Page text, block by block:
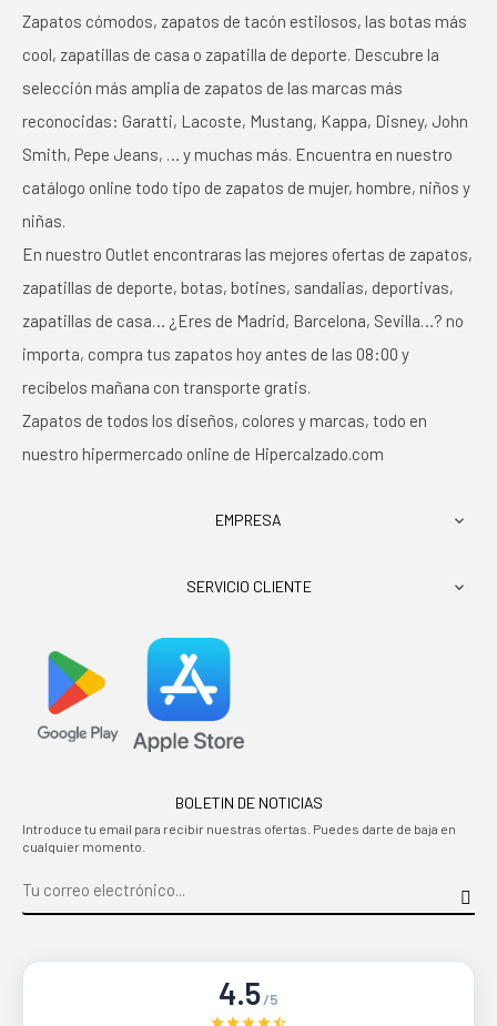
Zapatos cómodos, zapatos de tacón estilosos, las botas más
cool, zapatillas de casa o zapatilla de deporte. Descubre la
selección más amplia de zapatos de las marcas más
reconocidas: Garatti, Lacoste, Mustang, Kappa, Disney, John
Smith, Pepe Jeans, … y muchas más. Encuentra en nuestro
catálogo online todo tipo de zapatos de mujer, hombre, niños y
niñas.
En nuestro Outlet encontraras las mejores ofertas de zapatos,
zapatillas de deporte, botas, botines, sandalias, deportivas,
zapatillas de casa… ¿Eres de Madrid, Barcelona, Sevilla…? no
importa, compra tus zapatos hoy antes de las 08:00 y
recíbelos mañana con transporte gratis.
Zapatos de todos los diseños, colores y marcas, todo en
nuestro hipermercado online de Hipercalzado.com
EMPRESA 
SERVICIO CLIENTE 
BOLETIN DE NOTICIAS
Introduce tu email para recibir nuestras ofertas. Puedes darte de baja en
cualquier momento.
4.5/5